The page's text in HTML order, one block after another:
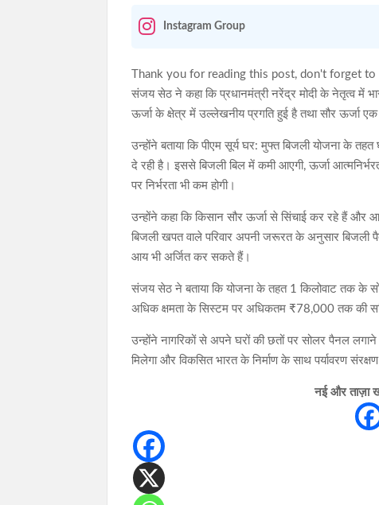
Instagram Group
Thank you for reading this post, don't forget to
संजय सेठ ने कहा कि प्रधानमंत्री नरेंद्र मोदी के नेतृत्व में
ऊर्जा के क्षेत्र में उल्लेखनीय प्रगति हुई है तथा सौर ऊर्जा
उन्होंने बताया कि पीएम सूर्य घर: मुफ्त बिजली योजना के
दे रही है। इससे बिजली बिल में कमी आएगी, ऊर्जा
पर निर्भरता भी कम होगी।
उन्होंने कहा कि किसान सौर ऊर्जा से सिंचाई कर रहे हैं
बिजली खपत वाले परिवार अपनी जरूरत के अनुसार
आय भी अर्जित कर सकते हैं।
संजय सेठ ने बताया कि योजना के तहत 1 किलोवाट तक के
अधिक क्षमता के सिस्टम पर अधिकतम ₹78,000 तक की
उन्होंने नागरिकों से अपने घरों की छतों पर सोलर पैनल
मिलेगा और विकसित भारत के निर्माण के साथ पर्यावरण
नई और ताज़ा